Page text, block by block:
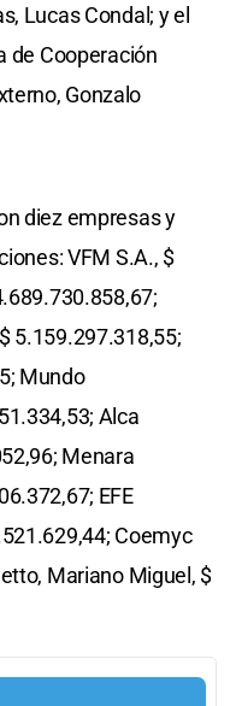
Lucas Condal; y el
de Cooperación
Gonzalo
diez empresas y
VFM S.A., $
5.159.297.318,55;
Mundo
Alca
Menara
EFE
Coemyc
Mariano Miguel, $